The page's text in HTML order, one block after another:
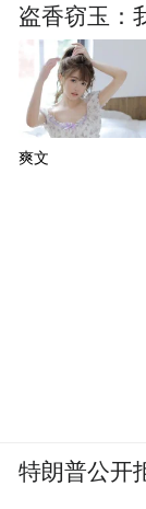
盗香窃玉：
爽文
特朗普公开